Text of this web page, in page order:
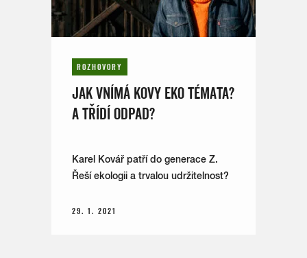
ROZHOVORY
JAK VNÍMÁ KOVY EKO TÉMATA?
A TŘÍDÍ ODPAD?
Karel Kovář patří do generace Z.
Řeší ekologii a trvalou udržitelnost?
29. 1. 2021